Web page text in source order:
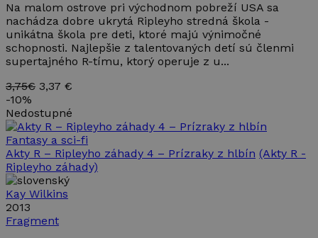
Na malom ostrove pri východnom pobreží USA sa
nachádza dobre ukrytá Ripleyho stredná škola -
unikátna škola pre deti, ktoré majú výnimočné
schopnosti. Najlepšie z talentovaných detí sú členmi
supertajného R-tímu, ktorý operuje z u...
3,75€ 3,37 €
-10%
Nedostupné
Fantasy a sci-fi
Akty R – Ripleyho záhady 4 – Prízraky z hlbín (Akty R -
Ripleyho záhady)
Kay Wilkins
2013
Fragment